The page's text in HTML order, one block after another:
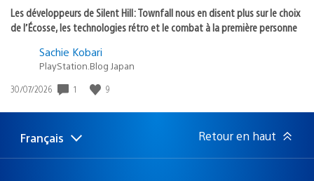
Les développeurs de Silent Hill: Townfall nous en disent plus sur le choix
de l’Écosse, les technologies rétro et le combat à la première personne
Sachie Kobari
PlayStation.Blog Japan
Date
publication
30/07/2026 1 9
Choisir
Région
Français Retour en haut